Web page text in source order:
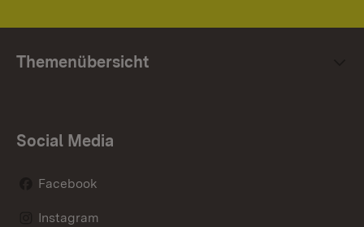
Themenübersicht
Social Media
Facebook
Instagram